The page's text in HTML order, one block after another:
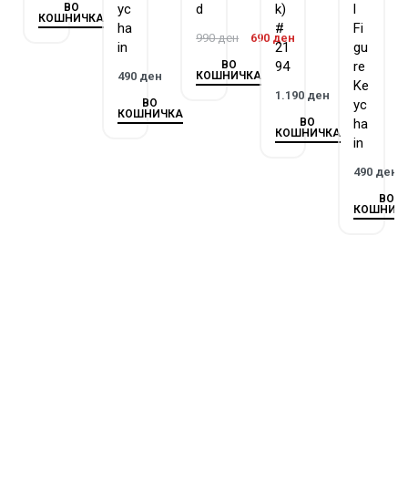
ВО
КОШНИЧКА
yc
ha
in
490 ден
ВО
КОШНИЧКА
d
990ден 690 ден
ВО
КОШНИЧКА
k)
#
21
94
1.190 ден
ВО
КОШНИЧКА
l
Fi
gu
re
Ke
yc
ha
in
490 ден
ВО